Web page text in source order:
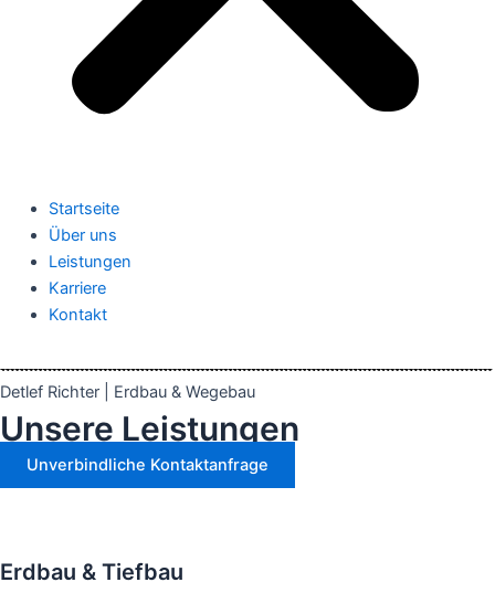
Startseite
Über uns
Leistungen
Karriere
Kontakt
Detlef Richter | Erdbau & Wegebau
Unsere Leistungen
Unverbindliche Kontaktanfrage
Erdbau & Tiefbau